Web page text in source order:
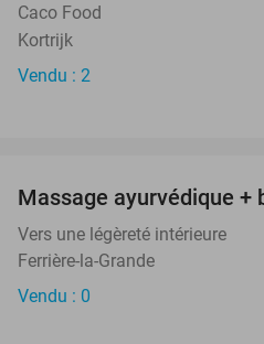
Caco Food
Kortrijk
Vendu : 2
TODAY
Massage ayurvédique +
Vers une légèreté intérieure
Ferrière-la-Grande
Vendu : 0